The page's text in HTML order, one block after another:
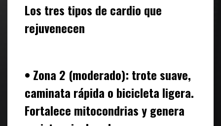
Los tres tipos de cardio que
rejuvenecen
• Zona 2 (moderado): trote suave,
caminata rápida o bicicleta ligera.
Fortalece mitocondrias y genera